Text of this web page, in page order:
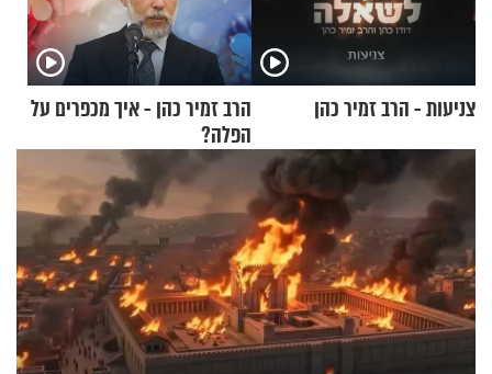
צניעות - הרב זמיר כהן
הרב זמיר כהן - איך מכפרים על
הפלה?